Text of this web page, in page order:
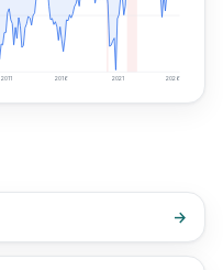
2011 2016 2021 2026
→